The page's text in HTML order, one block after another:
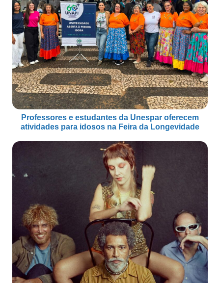
Professores e estudantes da Unespar oferecem
atividades para idosos na Feira da Longevidade